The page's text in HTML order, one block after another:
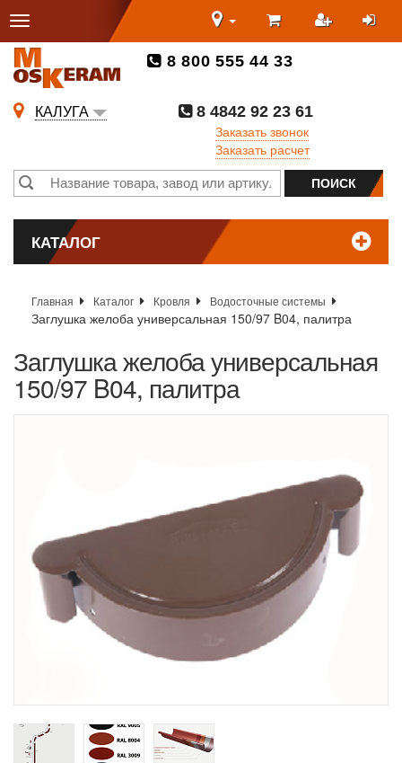
8 800 555 44 33
КАЛУГА
8 4842 92 23 61
Заказать звонок
Заказать расчет
КАТАЛОГ
Главная Каталог Кровля Водосточные системы
Заглушка желоба универсальная 150/97 B04, палитра
Заглушка желоба универсальная
150/97 B04, палитра